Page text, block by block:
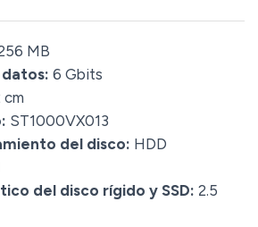
MB
6 Gbits
cm
ST1000VX013
del disco: HDD
del disco rígido y SSD: 2.5